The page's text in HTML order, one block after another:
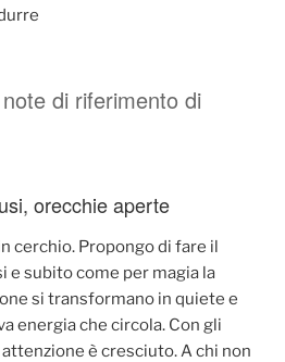
di riferimento di
orecchie aperte
cerchio. Propongo di fare il
e subito come per magia la
si transformano in quiete e
energia che circola. Con gli
è cresciuto. A chi non